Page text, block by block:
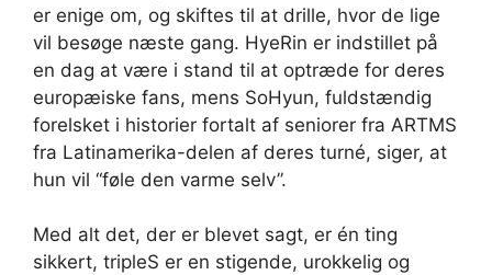
er enige om, og skiftes til at drille, hvor de lige
vil besøge næste gang. HyeRin er indstillet på
en dag at være i stand til at optræde for deres
europæiske fans, mens SoHyun, fuldstændig
forelsket i historier fortalt af seniorer fra ARTMS
fra Latinamerika-delen af ​​deres turné, siger, at
hun vil “føle den varme selv”.
Med alt det, der er blevet sagt, er én ting
sikkert, tripleS er en stigende, urokkelig og